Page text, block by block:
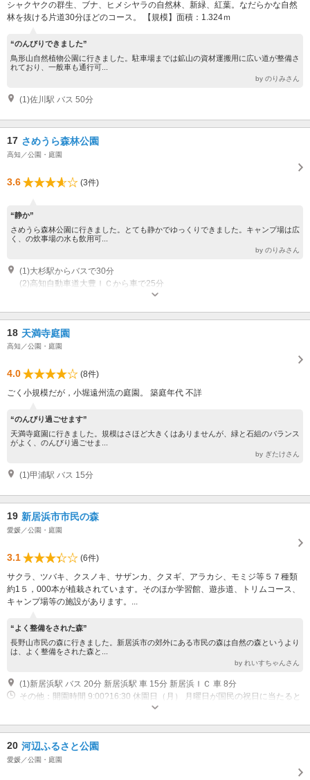
シャクヤクの群生、ブナ、ヒメシヤラの自然林、新緑、紅葉。なだらかな自然
林を抜ける片道30分ほどのコース。 【規模】面積：1.324ｍ
“のんびりできました”
鳥形山自然植物公園に行きました。駐車場までは鉱山の資材運搬用に広い道が整備さ
れており、一般車も通行可...
by のりみさん
(1)佐川駅 バス 50分
17 さめうら森林公園
高知／公園・庭園
3.6 (3件)
“静か”
さめうら森林公園に行きました。とても静かでゆっくりできました。キャンプ場は広
く、の炊事場の水も飲用可...
by のりみさん
(1)大杉駅からバスで30分
(2)高知自動車道大豊ＩＣから車で25分
18 天満寺庭園
高知／公園・庭園
4.0
(8件)
ごく小規模だが，小堀遠州流の庭園。 築庭年代 不詳
“のんびり過ごせます”
天満寺庭園に行きました。規模はさほど大きくはありませんが、緑と石組のバランス
がよく、のんびり過ごせま...
by ぎたけさん
(1)甲浦駅 バス 15分
19 新居浜市市民の森
愛媛／公園・庭園
3.1
(6件)
サクラ、ツバキ、クスノキ、サザンカ、クヌギ、アラカシ、モミジ等５７種類
約1５，000本が植栽されています。そのほか学習館、遊歩道、トリムコース、
キャンプ場等の施設があります。...
“よく整備をされた森”
長野山市民の森に行きました。新居浜市の郊外にある市民の森は自然の森というより
は、よく整備をされた森と...
by れいすちゃんさん
(1)新居浜駅 バス 20分 新居浜駅 車 15分 新居浜ＩＣ 車 8分
その他：開園時間 9:00?16:30 休園日（月） 月曜日が国民の祝日に当たると
きは、直後の休日でない日1２月29日?1月３日
20 河辺ふるさと公園
愛媛／公園・庭園